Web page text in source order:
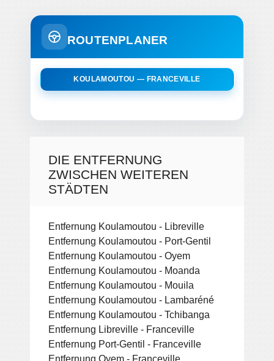
ROUTENPLANER
KOULAMOUTOU — FRANCEVILLE
DIE ENTFERNUNG
ZWISCHEN WEITEREN
STÄDTEN
Entfernung Koulamoutou - Libreville
Entfernung Koulamoutou - Port-Gentil
Entfernung Koulamoutou - Oyem
Entfernung Koulamoutou - Moanda
Entfernung Koulamoutou - Mouila
Entfernung Koulamoutou - Lambaréné
Entfernung Koulamoutou - Tchibanga
Entfernung Libreville - Franceville
Entfernung Port-Gentil - Franceville
Entfernung Oyem - Franceville